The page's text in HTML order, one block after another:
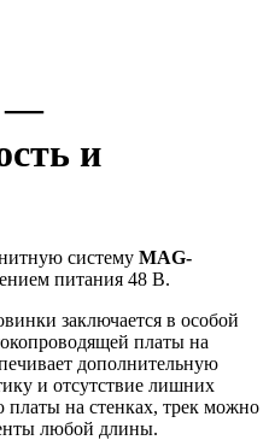
—
и
систему MAG-
питания 48 В.
заключается в особой
платы на
дополнительную
и отсутствие лишних
платы на стенках, трек можно
любой длины.